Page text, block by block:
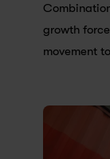
growth
movement